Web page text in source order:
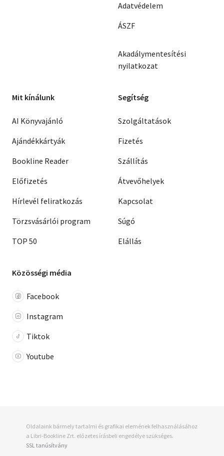
Adatvédelem
ÁSZF
Akadálymentesítési
nyilatkozat
Mit kínálunk
AI Könyvajánló
Ajándékkártyák
Bookline Reader
Előfizetés
Hírlevél feliratkozás
Törzsvásárlói program
TOP 50
Segítség
Szolgáltatások
Fizetés
Szállítás
Átvevőhelyek
Kapcsolat
Súgó
Elállás
Közösségi média
Facebook
Instagram
Tiktok
Youtube
Oldalaink bármely tartalmi és grafikai elemének felhasználásához
a Libri-Bookline Zrt. előzetes írásbeli engedélye szükséges.
SSL tanúsítvány